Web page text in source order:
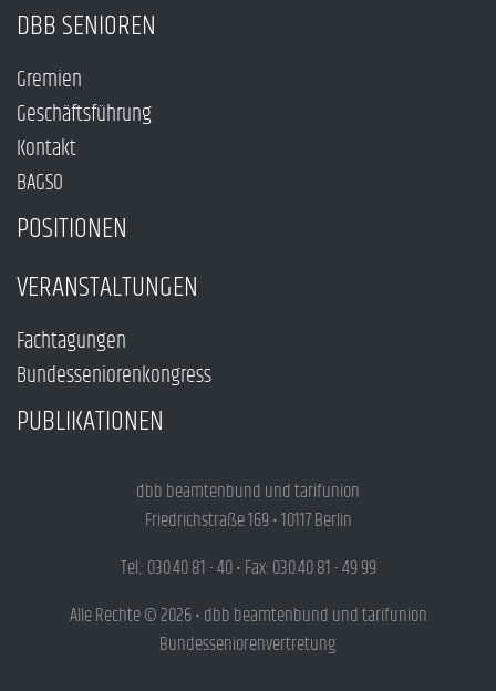
DBB SENIOREN
Gremien
Geschäftsführung
Kontakt
BAGSO
POSITIONEN
VERANSTALTUNGEN
Fachtagungen
Bundesseniorenkongress
PUBLIKATIONEN
dbb beamtenbund und tarifunion
Friedrichstraße 169 • 10117 Berlin
Tel.: 030.40 81 - 40 • Fax: 030.40 81 - 49 99
Alle Rechte © 2026 • dbb beamtenbund und tarifunion
Bundesseniorenvertretung